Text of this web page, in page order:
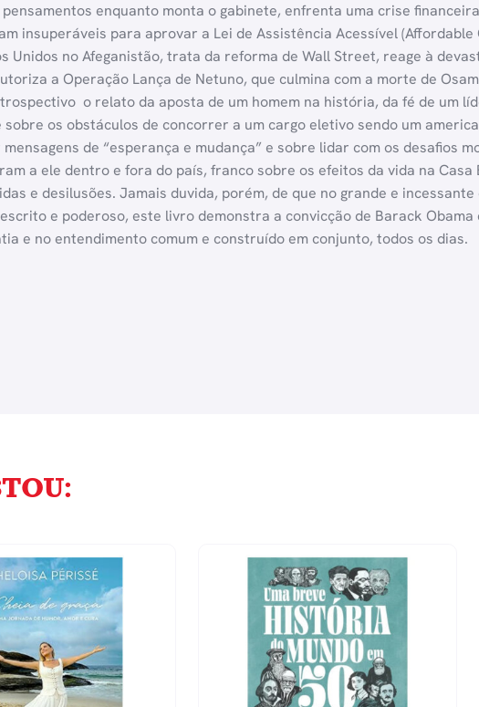
enquanto monta o gabinete, enfrenta uma crise
insuperáveis para aprovar a Lei de Assistência Acessível
Unidos no Afeganistão, trata da reforma de Wall Street, reage à
a Operação Lança de Netuno, que culmina com a morte de
 o relato da aposta de um homem na história, da fé de um
os obstáculos de concorrer a um cargo eletivo sendo um
de “esperança e mudança” e sobre lidar com os desafios
a ele dentro e fora do país, franco sobre os efeitos da vida na Casa
e desilusões. Jamais duvida, porém, de que no grande e
e poderoso, este livro demonstra a convicção de Barack Obama
e no entendimento comum e construído em conjunto, todos os dias.